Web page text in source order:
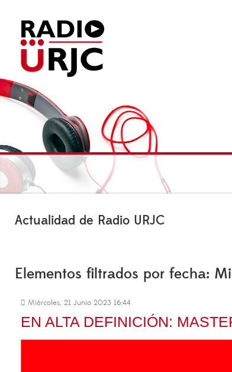
Actualidad de Radio URJC
Elementos filtrados por fecha:
Miércoles, 21 Junio 2023 16:44
EN ALTA DEFINICIÓN: